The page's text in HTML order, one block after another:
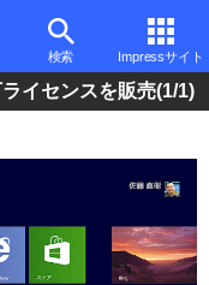
検索 Impressサイト
イセンスを販売(1/1)